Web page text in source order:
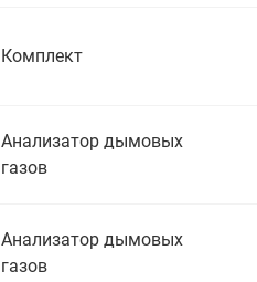
Комплект
Анализатор дымовых
газов
Анализатор дымовых
газов